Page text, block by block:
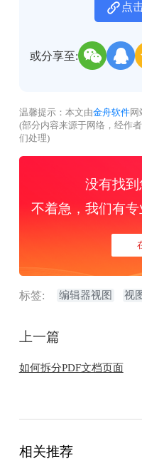
点
或分享至:
温馨提示：本文由金舟软件网
(部分内容来源于网络，经作
们处理)
没有找到
不着急，我们有专
标签: 编辑器视图 视
上一篇
如何拆分PDF文档页面
相关推荐